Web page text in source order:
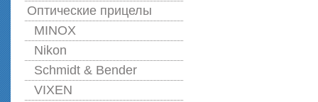
Оптические прицелы
MINOX
Nikon
Schmidt & Bender
VIXEN